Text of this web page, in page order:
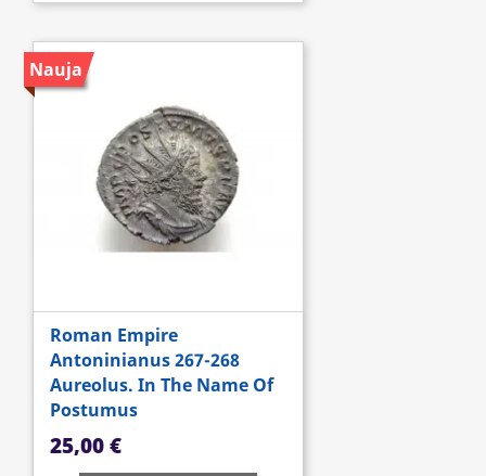
Roman Empire
Antoninianus 267-268
Aureolus. In The Name Of
Postumus
Kaina
25,00 €
Nauja